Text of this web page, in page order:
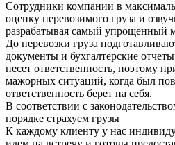
Сотрудники компании в
оценку перевозимого груза и
разрабатывая самый упрощенный
До перевозки груза
документы и бухгалтерские
несет ответственность, поэтому
мажорных ситуаций, когда был
ответственность берет на себя.
В соответствии с
порядке страхуем грузы
К каждому клиенту у нас